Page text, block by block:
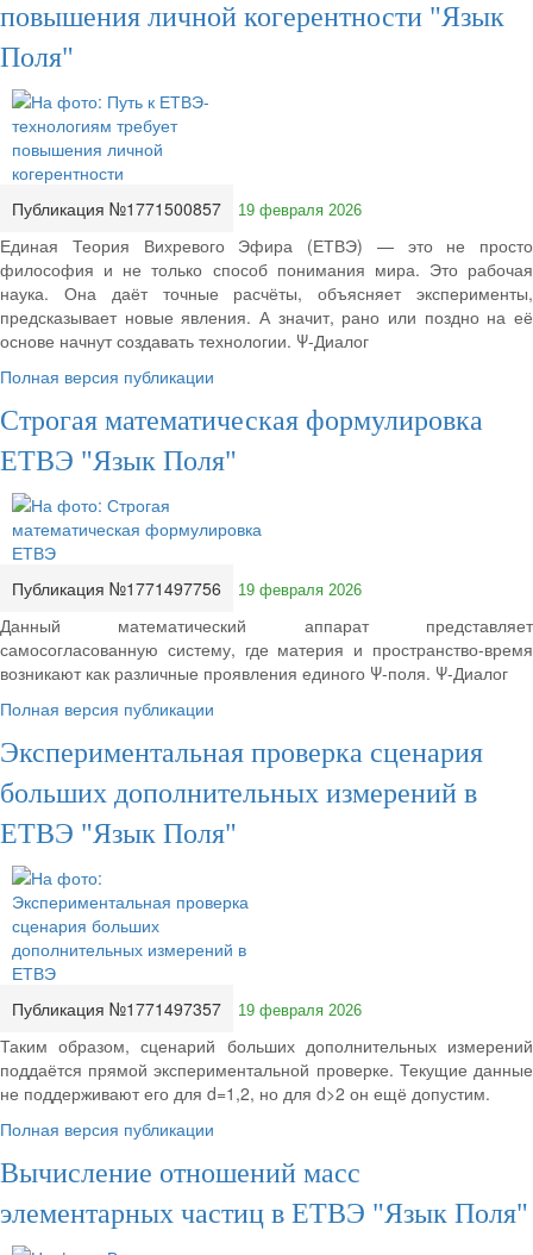
повышения личной когерентности "Язык
Поля"
Публикация №1771500857 19 февраля 2026
Единая Теория Вихревого Эфира (ЕТВЭ) — это не просто
философия и не только способ понимания мира. Это рабочая
наука. Она даёт точные расчёты, объясняет эксперименты,
предсказывает новые явления. А значит, рано или поздно на её
основе начнут создавать технологии. Ψ-Диалог
Полная версия публикации
Строгая математическая формулировка
ЕТВЭ "Язык Поля"
Публикация №1771497756 19 февраля 2026
Данный математический аппарат представляет
самосогласованную систему, где материя и пространство-время
возникают как различные проявления единого Ψ-поля. Ψ-Диалог
Полная версия публикации
Экспериментальная проверка сценария
больших дополнительных измерений в
ЕТВЭ "Язык Поля"
Публикация №1771497357 19 февраля 2026
Таким образом, сценарий больших дополнительных измерений
поддаётся прямой экспериментальной проверке. Текущие данные
не поддерживают его для d=1,2, но для d>2 он ещё допустим.
Полная версия публикации
Вычисление отношений масс
элементарных частиц в ЕТВЭ "Язык Поля"